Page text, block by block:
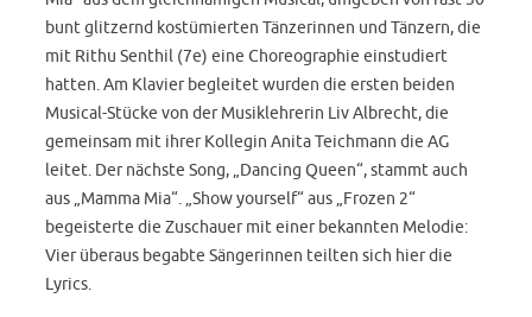
bunt glitzernd kostümierten Tänzerinnen und Tänzern, die
mit Rithu Senthil (7e) eine Choreographie einstudiert
hatten. Am Klavier begleitet wurden die ersten beiden
Musical-Stücke von der Musiklehrerin Liv Albrecht, die
gemeinsam mit ihrer Kollegin Anita Teichmann die AG
leitet. Der nächste Song, „Dancing Queen“, stammt auch
aus „Mamma Mia“. „Show yourself“ aus „Frozen 2“
begeisterte die Zuschauer mit einer bekannten Melodie:
Vier überaus begabte Sängerinnen teilten sich hier die
Lyrics.